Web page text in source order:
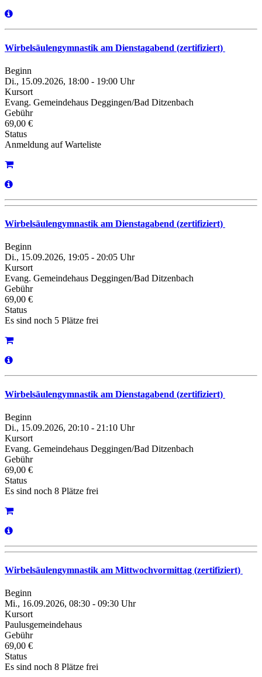
Wirbelsäulengymnastik am Dienstagabend (zertifiziert)
Beginn
Di., 15.09.2026, 18:00 - 19:00 Uhr
Kursort
Evang. Gemeindehaus Deggingen/Bad Ditzenbach
Gebühr
69,00 €
Status
Anmeldung auf Warteliste
Wirbelsäulengymnastik am Dienstagabend (zertifiziert)
Beginn
Di., 15.09.2026, 19:05 - 20:05 Uhr
Kursort
Evang. Gemeindehaus Deggingen/Bad Ditzenbach
Gebühr
69,00 €
Status
Es sind noch 5 Plätze frei
Wirbelsäulengymnastik am Dienstagabend (zertifiziert)
Beginn
Di., 15.09.2026, 20:10 - 21:10 Uhr
Kursort
Evang. Gemeindehaus Deggingen/Bad Ditzenbach
Gebühr
69,00 €
Status
Es sind noch 8 Plätze frei
Wirbelsäulengymnastik am Mittwochvormittag (zertifiziert)
Beginn
Mi., 16.09.2026, 08:30 - 09:30 Uhr
Kursort
Paulusgemeindehaus
Gebühr
69,00 €
Status
Es sind noch 8 Plätze frei